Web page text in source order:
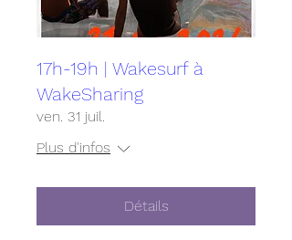
17h-19h | Wakesurf à
WakeSharing
ven. 31 juil.
Plus d'infos
Détails